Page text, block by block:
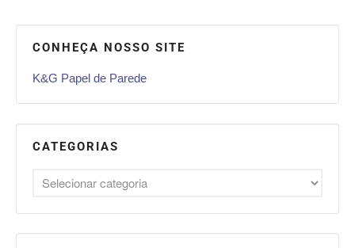
CONHEÇA NOSSO SITE
K&G Papel de Parede
CATEGORIAS